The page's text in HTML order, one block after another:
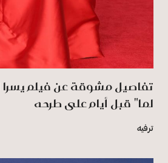
تفاصيل مشوقة عن فيلم يسرا
لما" قبل أيام على طرحه
ترفيه